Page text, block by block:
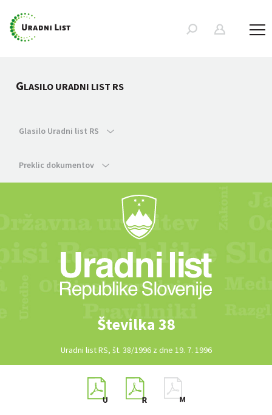
GLASILO URADNI LIST RS
Glasilo Uradni list RS
Preklic dokumentov
Številka 38
Uradni list RS, št. 38/1996 z dne 19. 7. 1996